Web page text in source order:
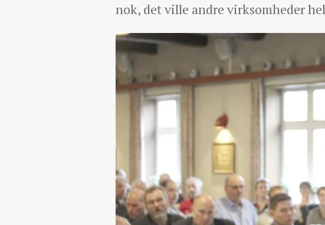
nok, det ville andre virksomheder